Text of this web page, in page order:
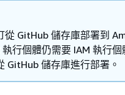
GitHub 儲存庫部署到
行個體仍需要 IAM 執行
GitHub 儲存庫進行部署。